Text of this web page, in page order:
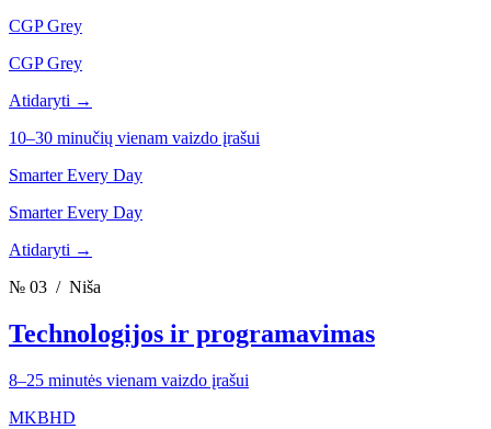
CGP Grey
CGP Grey
Atidaryti →
10–30 minučių vienam vaizdo įrašui
Smarter Every Day
Smarter Every Day
Atidaryti →
№ 03 / Niša
Technologijos ir programavimas
8–25 minutės vienam vaizdo įrašui
MKBHD